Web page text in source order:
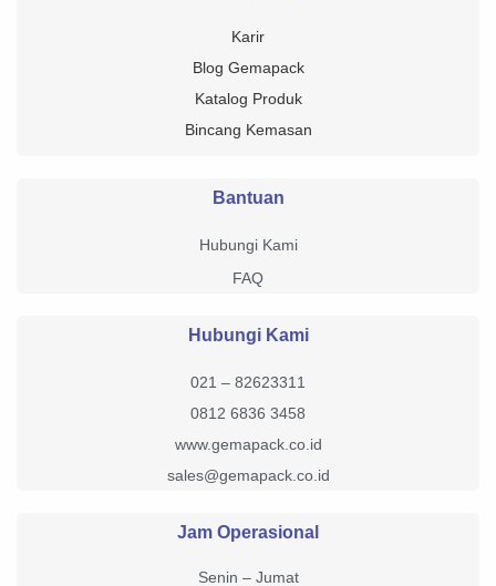
Karir
Blog Gemapack
Katalog Produk
Bincang Kemasan
Bantuan
Hubungi Kami
FAQ
Hubungi Kami
021 – 82623311
0812 6836 3458
www.gemapack.co.id
sales@gemapack.co.id
Jam Operasional
Senin – Jumat